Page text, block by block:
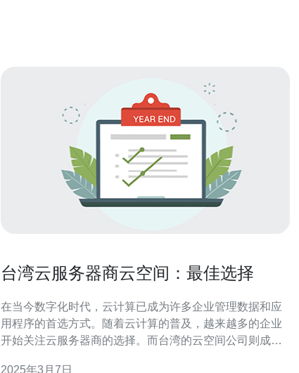
台湾云服务器商云空间：最佳选择
在当今数字化时代，云计算已成为许多企业管理数据和应
用程序的首选方式。随着云计算的普及，越来越多的企业
开始关注云服务器商的选择。而台湾的云空间公司则成为
2025年3月7日